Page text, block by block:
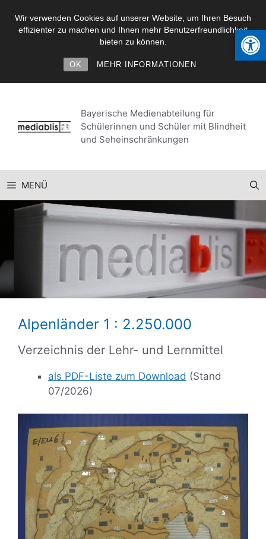
Wir verwenden Cookies auf unserer Website, um Ihren Besuch
effizienter zu machen und Ihnen mehr Benutzerfreundlichkeit
bieten zu können.
OK MEHR INFORMATIONEN
springen
Bayerische Medienabteilung für
Schülerinnen und Schüler mit Blindheit
und Seheinschränkungen
MENÜ
Alpenländer 1 : 2.250.000
Verzeichnis der Lehr- und Lernmittel
als PDF-Liste zum Download (Stand
07/2026)